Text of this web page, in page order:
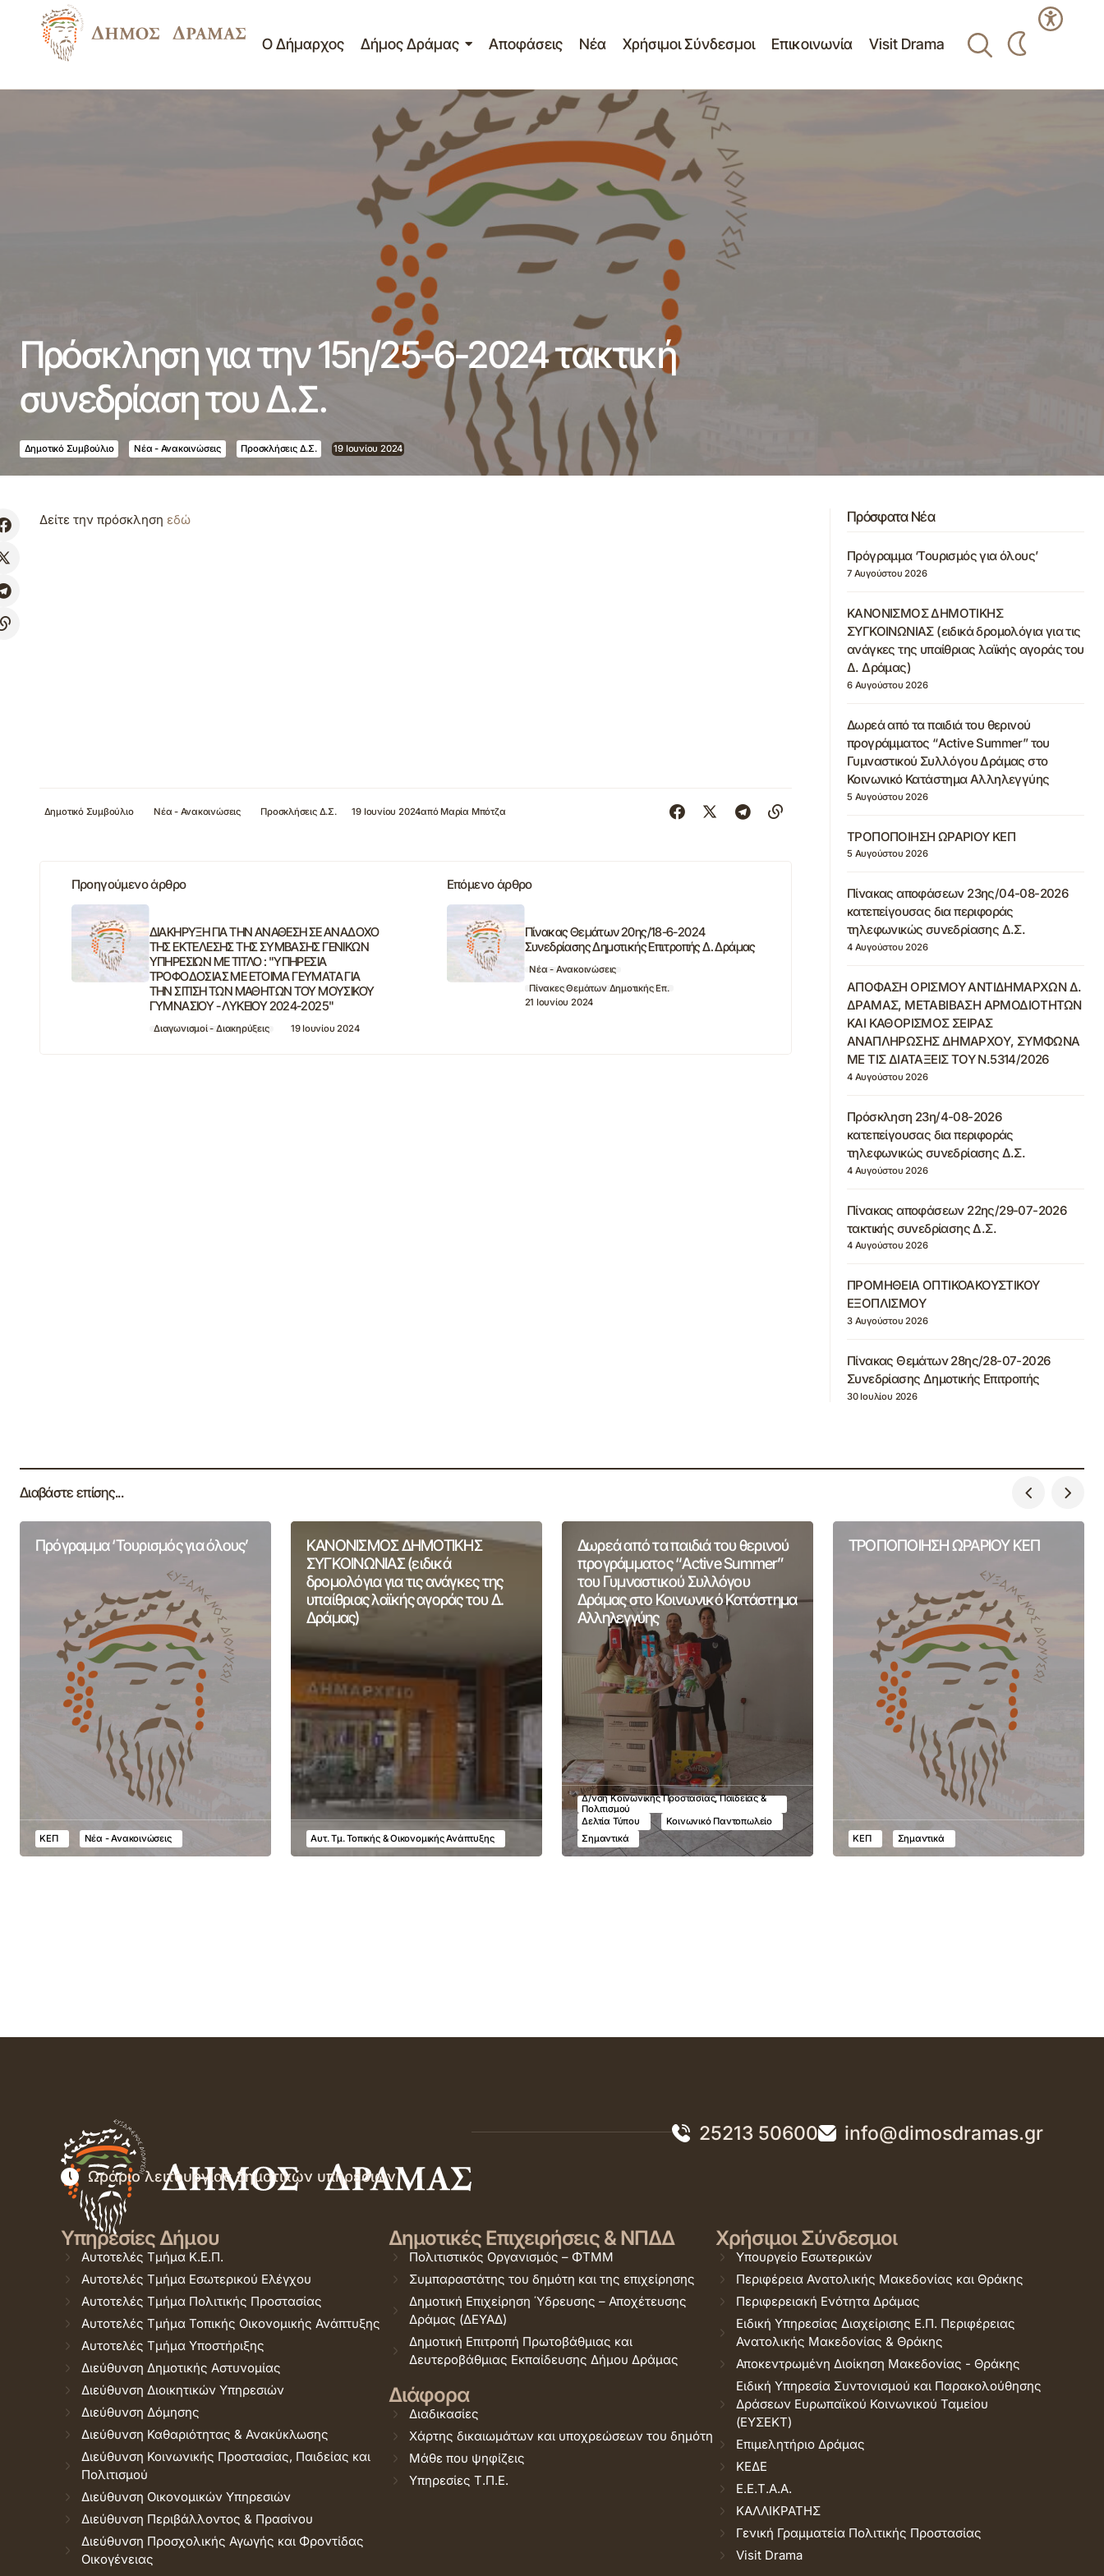
Ο Δήμαρχος Δήμος Δράμας Αποφάσεις Νέα Χρήσιμοι Σύνδεσμοι Επικοινωνία Visit Drama
Νέα - Ανακοινώσεις
Πρόσκληση για την 15η/25-6-2024 τακτική
συνεδρίαση του Δ.Σ.
Πρόσκληση για την 15η/25-6-2024 τακτική
συνεδρίαση του Δ.Σ.
Δημοτικό Συμβούλιο Νέα - Ανακοινώσεις Προσκλήσεις Δ.Σ. 19 Ιουνίου 2024
Δείτε την πρόσκληση εδώ
Δημοτικό Συμβούλιο Νέα - Ανακοινώσεις Προσκλήσεις Δ.Σ. 19 Ιουνίου 2024από Μαρία Μπότζα
Προηγούμενο άρθρο
ΔΙΑΚΗΡΥΞΗ ΓΙΑ ΤΗΝ ΑΝΑΘΕΣΗ ΣΕ ΑΝΑΔΟΧΟ
ΤΗΣ ΕΚΤΕΛΕΣΗΣ ΤΗΣ ΣΥΜΒΑΣΗΣ ΓΕΝΙΚΩΝ
ΥΠΗΡΕΣΙΩΝ ΜΕ ΤΙΤΛΟ : "ΥΠΗΡΕΣΙΑ
ΤΡΟΦΟΔΟΣΙΑΣ ΜΕ ΕΤΟΙΜΑ ΓΕΥΜΑΤΑ ΓΙΑ
ΤΗΝ ΣΙΤΙΣΗ ΤΩΝ ΜΑΘΗΤΩΝ ΤΟΥ ΜΟΥΣΙΚΟΥ
ΓΥΜΝΑΣΙΟΥ - ΛΥΚΕΙΟΥ 2024-2025"
Διαγωνισμοί - Διακηρύξεις 19 Ιουνίου 2024
Επόμενο άρθρο
Πίνακας Θεμάτων 20ης/18-6-2024
Συνεδρίασης Δημοτικής Επιτροπής Δ. Δράμας
Νέα - Ανακοινώσεις
Πίνακες Θεμάτων Δημοτικής Επ.
21 Ιουνίου 2024
Πρόσφατα Νέα
Πρόγραμμα ‘Τουρισμός για όλους’
7 Αυγούστου 2026
ΚΑΝΟΝΙΣΜΟΣ ΔΗΜΟΤΙΚΗΣ
ΣΥΓΚΟΙΝΩΝΙΑΣ (ειδικά δρομολόγια για τις
ανάγκες της υπαίθριας λαϊκής αγοράς του
Δ. Δράμας)
6 Αυγούστου 2026
Δωρεά από τα παιδιά του θερινού
προγράμματος “Active Summer” του
Γυμναστικού Συλλόγου Δράμας στο
Κοινωνικό Κατάστημα Αλληλεγγύης
5 Αυγούστου 2026
ΤΡΟΠΟΠΟΙΗΣΗ ΩΡΑΡΙΟΥ ΚΕΠ
5 Αυγούστου 2026
Πίνακας αποφάσεων 23ης/04-08-2026
κατεπείγουσας δια περιφοράς
τηλεφωνικώς συνεδρίασης Δ.Σ.
4 Αυγούστου 2026
ΑΠΟΦΑΣΗ ΟΡΙΣΜΟΥ ΑΝΤΙΔΗΜΑΡΧΩΝ Δ.
ΔΡΑΜΑΣ, ΜΕΤΑΒΙΒΑΣΗ ΑΡΜΟΔΙΟΤΗΤΩΝ
ΚΑΙ ΚΑΘΟΡΙΣΜΟΣ ΣΕΙΡΑΣ
ΑΝΑΠΛΗΡΩΣΗΣ ΔΗΜΑΡΧΟΥ, ΣΥΜΦΩΝΑ
ΜΕ ΤΙΣ ΔΙΑΤΑΞΕΙΣ ΤΟΥ Ν.5314/2026
4 Αυγούστου 2026
Πρόσκληση 23η/4-08-2026
κατεπείγουσας δια περιφοράς
τηλεφωνικώς συνεδρίασης Δ.Σ.
4 Αυγούστου 2026
Πίνακας αποφάσεων 22ης/29-07-2026
τακτικής συνεδρίασης Δ.Σ.
4 Αυγούστου 2026
ΠΡΟΜΗΘΕΙΑ ΟΠΤΙΚΟΑΚΟΥΣΤΙΚΟΥ
ΕΞΟΠΛΙΣΜΟΥ
3 Αυγούστου 2026
Πίνακας Θεμάτων 28ης/28-07-2026
Συνεδρίασης Δημοτικής Επιτροπής
30 Ιουλίου 2026
Διαβάστε επίσης...
Πρόγραμμα ‘Τουρισμός για όλους’
ΚΕΠ Νέα - Ανακοινώσεις
ΚΑΝΟΝΙΣΜΟΣ ΔΗΜΟΤΙΚΗΣ
ΣΥΓΚΟΙΝΩΝΙΑΣ (ειδικά
δρομολόγια για τις ανάγκες της
υπαίθριας λαϊκής αγοράς του Δ.
Δράμας)
Αυτ. Τμ. Τοπικής & Οικονομικής Ανάπτυξης
Δωρεά από τα παιδιά του θερινού
προγράμματος “Active Summer”
του Γυμναστικού Συλλόγου
Δράμας στο Κοινωνικό Κατάστημα
Αλληλεγγύης
Δ/νση Κοινωνικής Προστασίας, Παιδείας &
Πολιτισμού
Δελτία Τύπου
Κοινωνικό Παντοπωλείο
Σημαντικά
ΤΡΟΠΟΠΟΙΗΣΗ ΩΡΑΡΙΟΥ ΚΕΠ
ΚΕΠ Σημαντικά
25213 50600 info@dimosdramas.gr
Ωράριο λειτουργίας δημοτικών υπηρεσιών
Υπηρεσίες Δήμου
Αυτοτελές Τμήμα Κ.Ε.Π.
Αυτοτελές Τμήμα Εσωτερικού Ελέγχου
Αυτοτελές Τμήμα Πολιτικής Προστασίας
Αυτοτελές Τμήμα Τοπικής Οικονομικής Ανάπτυξης
Αυτοτελές Τμήμα Υποστήριξης
Διεύθυνση Δημοτικής Αστυνομίας
Διεύθυνση Διοικητικών Υπηρεσιών
Διεύθυνση Δόμησης
Διεύθυνση Καθαριότητας & Ανακύκλωσης
Διεύθυνση Κοινωνικής Προστασίας, Παιδείας και
Πολιτισμού
Διεύθυνση Οικονομικών Υπηρεσιών
Διεύθυνση Περιβάλλοντος & Πρασίνου
Διεύθυνση Προσχολικής Αγωγής και Φροντίδας
Οικογένειας
Δημοτικές Επιχειρήσεις & ΝΠΔΔ
Πολιτιστικός Οργανισμός – ΦΤΜΜ
Συμπαραστάτης του δημότη και της επιχείρησης
Δημοτική Επιχείρηση Ύδρευσης – Αποχέτευσης
Δράμας (ΔΕΥΑΔ)
Δημοτική Επιτροπή Πρωτοβάθμιας και
Δευτεροβάθμιας Εκπαίδευσης Δήμου Δράμας
Διάφορα
Διαδικασίες
Χάρτης δικαιωμάτων και υποχρεώσεων του δημότη
Μάθε που ψηφίζεις
Υπηρεσίες Τ.Π.Ε.
Χρήσιμοι Σύνδεσμοι
Υπουργείο Εσωτερικών
Περιφέρεια Ανατολικής Μακεδονίας και Θράκης
Περιφερειακή Ενότητα Δράμας
Ειδική Υπηρεσίας Διαχείρισης Ε.Π. Περιφέρειας
Ανατολικής Μακεδονίας & Θράκης
Αποκεντρωμένη Διοίκηση Μακεδονίας - Θράκης
Ειδική Υπηρεσία Συντονισμού και Παρακολούθησης
Δράσεων Ευρωπαϊκού Κοινωνικού Ταμείου
(ΕΥΣΕΚΤ)
Επιμελητήριο Δράμας
ΚΕΔΕ
Ε.Ε.Τ.Α.Α.
ΚΑΛΛΙΚΡΑΤΗΣ
Γενική Γραμματεία Πολιτικής Προστασίας
Visit Drama